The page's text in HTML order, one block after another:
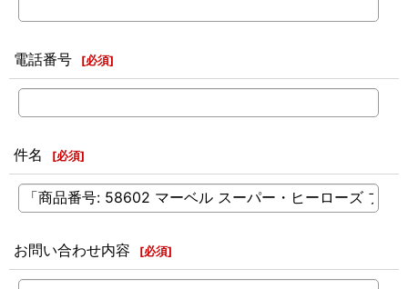
電話番号 [必須]
件名 [必須]
お問い合わせ内容 [必須]